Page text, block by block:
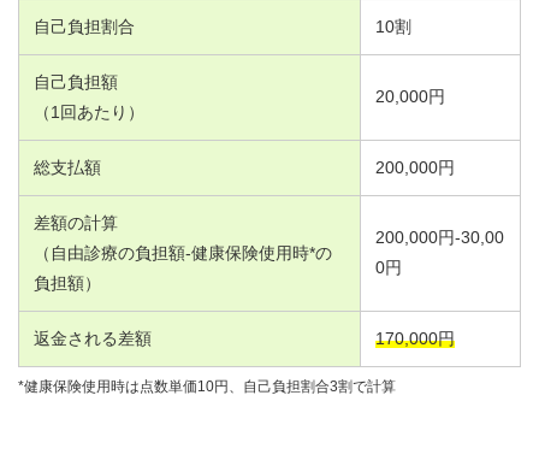
自己負担割合 10割
自己負担額
（1 回あたり）
20,000円
総支払額 200,000円
差額の計算
（自由診療の負担額-健康保険使用時*の
負担額）
200,000円-30,00
0円
返金される差額 170,000円
*健康保険使用時は点数単価10円、自己負担割合3割で計算